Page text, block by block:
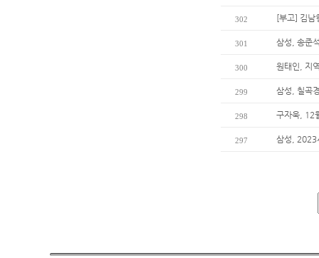
302 [부고] 김남
301 삼성, 송준
300 원태인, 지
299 삼성, 칠곡
298 구자욱, 12
297 삼성, 2023